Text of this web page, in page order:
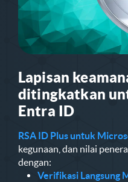
Lapisan
ditingkatkan
Entra ID
RSA ID Plus untuk
kegunaan, dan nilai
dengan:
Verifikasi Langsung